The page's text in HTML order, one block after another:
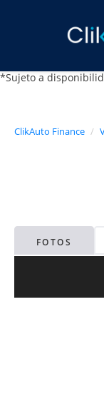
*Sujeto a
ClikAuto Finance
FOTOS